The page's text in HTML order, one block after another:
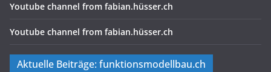
Youtube channel from fabian.hüsser.ch
Youtube channel from fabian.hüsser.ch
Aktuelle Beiträge: funktionsmodellbau.ch